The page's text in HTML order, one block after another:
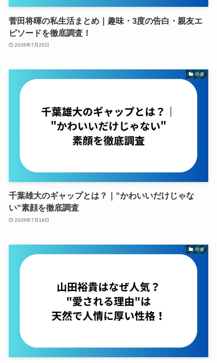
菅田将暉の私生活まとめ｜趣味・3度の告白・親友エ
ピソードを徹底調査！
2026年7月20日
俳優
千葉雄大のギャップとは？｜”かわいいだけじゃな
い”素顔を徹底調査
2026年7月18日
俳優